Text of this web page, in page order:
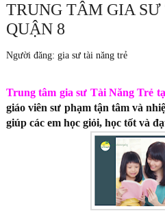
TRUNG TÂM GIA
QUẬN 8
Người đăng: gia sư tài năng trẻ
Trung tâm gia sư Tài Năng Trẻ
giáo viên sư phạm tận tâm và
giúp các em học giỏi, học tốt và